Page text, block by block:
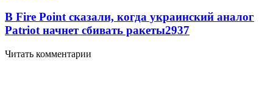
В Fire Point сказали, когда украинский аналог
Patriot начнет сбивать ракеты2937
Читать комментарии